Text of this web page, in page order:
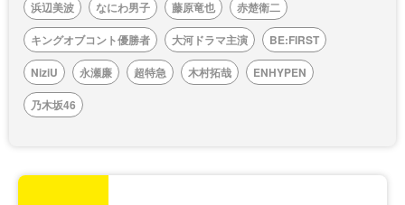
浜辺美波
なにわ男子 藤原竜也
赤楚衛二
キングオブコント優勝者
大河ドラマ主演
BE:FIRST
NiziU
永瀬廉 超特急 木村拓哉
ENHYPEN
乃木坂46